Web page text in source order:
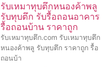
รับเหมาทุบตึกหนองค้าพลู
รับทุบตึก รับรื้อถอนอาคาร
รื้อถอนบ้าน ราคาถูก
รับเหมาทุบตึก.com รับเหมาทุบตึก
หนองค้าพลู รับทุบตึก ราคาถูก รื้อ
ถอนบ้า